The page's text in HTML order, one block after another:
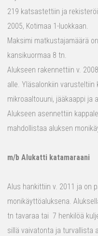
219 katsastettiin ja
2005, Kotimaa 1-luokkaan.
Maksimi matkustajamäärä
kansikuormaa 8 tn.
Alukseen rakennettiin v.
alle. Yläsalonkiin varusteltiin
mikroaaltouuni, jääkaappi ja
Alukseen asennettiin
mahdollistaa aluksen
m/b Alukatti katamaraani
Alus hankittiin v. 2011 ja on
monikäyttöaluksena.
tn tavaraa tai 7 henkilöä
sillä vaivatonta ja turvallista